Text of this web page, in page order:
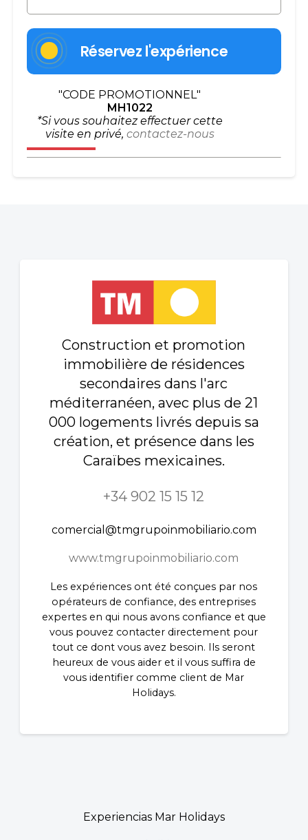
Réservez l'expérience
"CODE PROMOTIONNEL"
MH1022
*Si vous souhaitez effectuer cette
visite en privé, contactez-nous
Construction et promotion
immobilière de résidences
secondaires dans l'arc
méditerranéen, avec plus de 21
000 logements livrés depuis sa
création, et présence dans les
Caraïbes mexicaines.
+34 902 15 15 12
comercial@tmgrupoinmobiliario.com
www.tmgrupoinmobiliario.com
Les expériences ont été conçues par nos
opérateurs de confiance, des entreprises
expertes en qui nous avons confiance et que
vous pouvez contacter directement pour
tout ce dont vous avez besoin. Ils seront
heureux de vous aider et il vous suffira de
vous identifier comme client de Mar
Holidays.
Experiencias Mar Holidays